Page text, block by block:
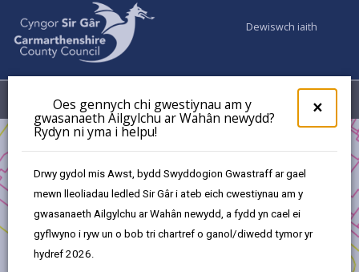
×
Oes gennych chi gwestiynau am y
gwasanaeth Ailgylchu ar Wahân newydd?
Rydyn ni yma i helpu!
Drwy gydol mis Awst, bydd Swyddogion Gwastraff ar gael
mewn lleoliadau ledled Sir Gâr i ateb eich cwestiynau am y
gwasanaeth Ailgylchu ar Wahân newydd, a fydd yn cael ei
gyflwyno i ryw un o bob tri chartref o ganol/diwedd tymor yr
hydref 2026.
Dewiswch iaith
Dewislen
Prosiectau Strategol/Arunigol y Gronfa Ffyniant Gyffredin
Rhaglen Gymunedol Arloesi Twf Glân